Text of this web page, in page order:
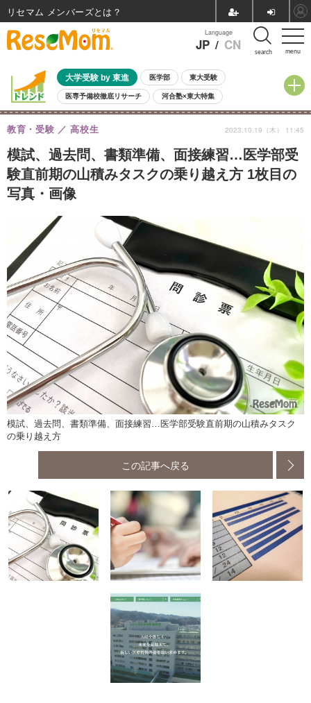
menu
Language
JP / CN search
大学受験 by 東進 医学部 東大受験
医専予備校徹底リサーチ 河合塾×東大特集
親子で考える大学選び 高校受験 中学受験 小学校受験
共通テスト 夏休み
8月開催イベント・WS 全国公立高校 過去問 人気記事
自由研究教材（小学生向け） 自由研究教材（中学生向け） ランキング
模試、過去問、書類準備、面接練習…医学部受
験直前期の山積みタスクの乗り越え方 1枚目の
写真・画像
教育・受験 高校生 2023.10.19（木） 11:45
模試、過去問、書類準備、面接練習…医学部受験直前期の山積みタスク
の乗り越え方
この記事へ戻る
リセマム メンバーズ